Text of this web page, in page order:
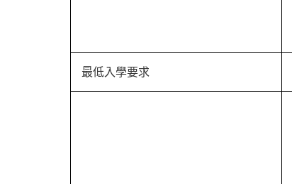
最低入學要求